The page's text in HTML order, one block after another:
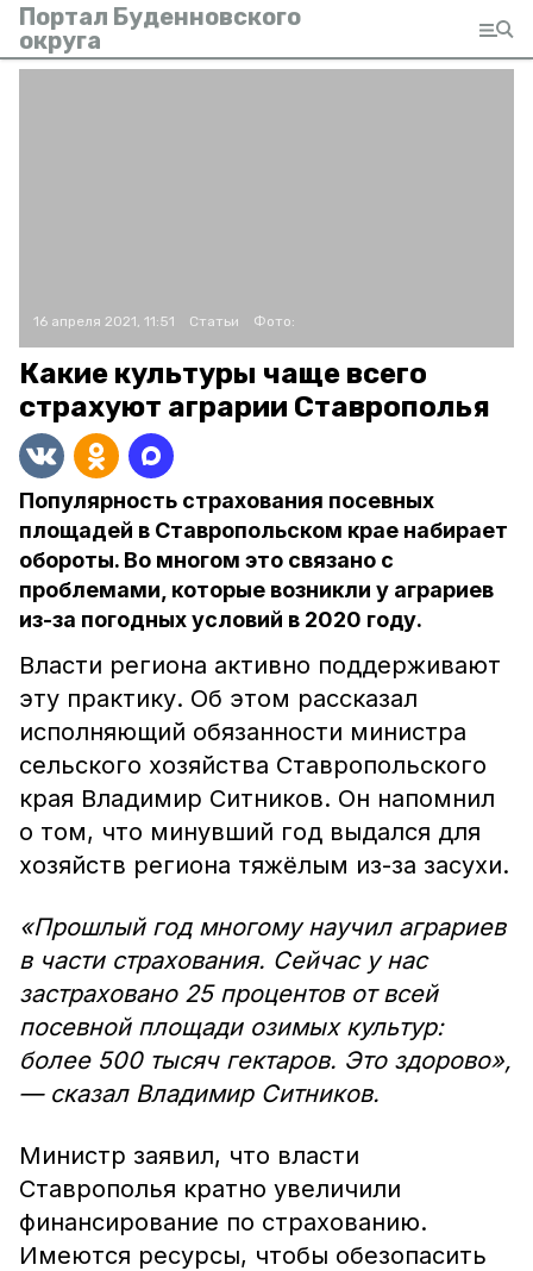
Портал Буденновского
округа
16 апреля 2021, 11:51 Статьи Фото:
Какие культуры чаще всего
страхуют аграрии Ставрополья
Популярность страхования посевных
площадей в Ставропольском крае набирает
обороты. Во многом это связано с
проблемами, которые возникли у аграриев
из-за погодных условий в 2020 году.
Власти региона активно поддерживают
эту практику. Об этом рассказал
исполняющий обязанности министра
сельского хозяйства Ставропольского
края Владимир Ситников. Он напомнил
о том, что минувший год выдался для
хозяйств региона тяжёлым из-за засухи.
«Прошлый год многому научил аграриев
в части страхования. Сейчас у нас
застраховано 25 процентов от всей
посевной площади озимых культур:
более 500 тысяч гектаров. Это здорово»,
— сказал Владимир Ситников.
Министр заявил, что власти
Ставрополья кратно увеличили
финансирование по страхованию.
Имеются ресурсы, чтобы обезопасить